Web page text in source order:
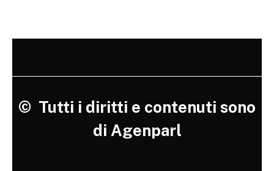
© Tutti i diritti e contenuti sono
di Agenparl